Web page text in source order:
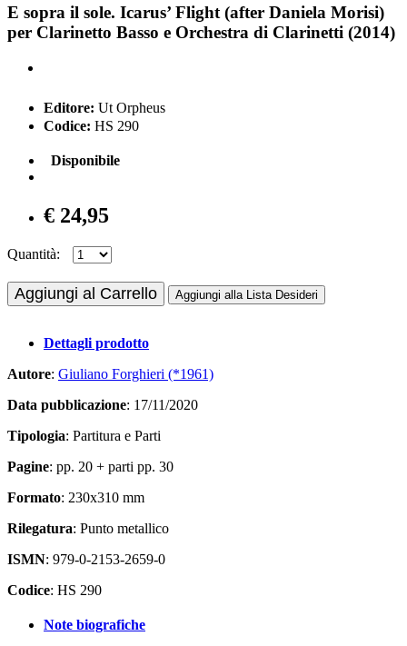
E sopra il sole. Icarus’ Flight (after Daniela Morisi)
per Clarinetto Basso e Orchestra di Clarinetti (2014)
Editore: Ut Orpheus
Codice: HS 290
Disponibile
€ 24,95
Quantità:
Aggiungi al Carrello Aggiungi alla Lista Desideri
Dettagli prodotto
Autore: Giuliano Forghieri (*1961)
Data pubblicazione: 17/11/2020
Tipologia: Partitura e Parti
Pagine: pp. 20 + parti pp. 30
Formato: 230x310 mm
Rilegatura: Punto metallico
ISMN: 979-0-2153-2659-0
Codice: HS 290
Note biografiche